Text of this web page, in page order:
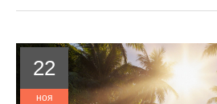
22
ноя